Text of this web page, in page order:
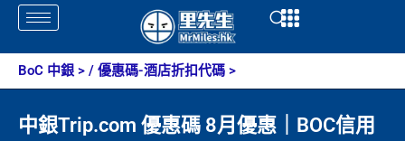
Skip
content
Open
BoC 中銀 > / 優惠碼-酒店折扣代碼 >
中銀Trip.com 優惠碼 8月優惠｜BOC信用